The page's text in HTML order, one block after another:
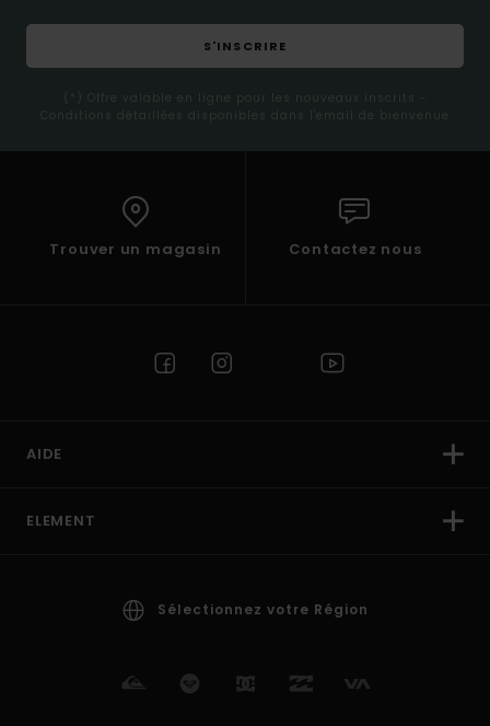
S'INSCRIRE
(*) Offre valable en ligne pour les nouveaux inscrits -
Conditions détaillées disponibles dans l'email de bienvenue
Trouver un magasin Contactez nous
AIDE
ELEMENT
Sélectionnez votre Région